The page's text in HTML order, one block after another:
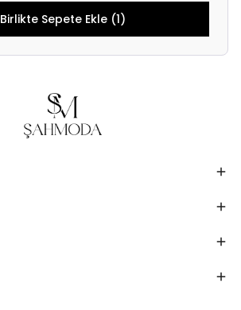
Birlikte Sepete Ekle (1)